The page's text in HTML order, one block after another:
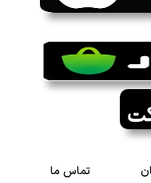
تماس ما